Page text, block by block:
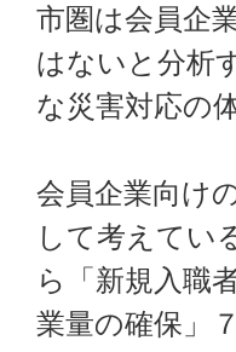
市圏は会員企
はないと分析
な災害対応の
会員企業向け
して考えてい
ら「新規入職
業量の確保」